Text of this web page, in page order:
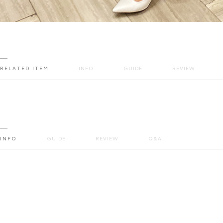
RELATED ITEM INFO GUIDE REVIEW
INFO GUIDE REVIEW Q&A